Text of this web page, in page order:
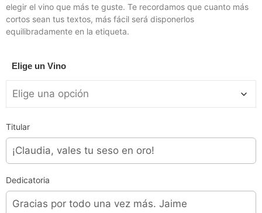
elegir el vino que más te guste. Te recordamos que cuanto más
cortos sean tus textos, más fácil será disponerlos
equilibradamente en la etiqueta.
Elige un Vino
Titular
Dedicatoria